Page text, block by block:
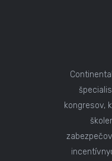
kongresov,